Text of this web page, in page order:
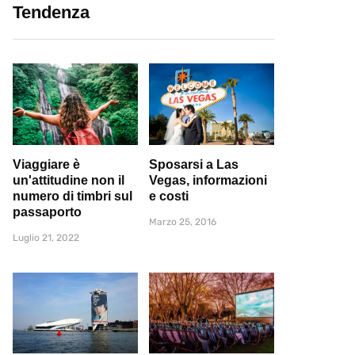
Tendenza
Viaggiare è
un'attitudine non il
numero di timbri sul
passaporto
Luglio 21, 2022
Sposarsi a Las
Vegas, informazioni
e costi
Marzo 25, 2016